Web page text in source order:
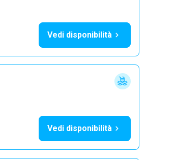
Vedi disponibilità
Vedi disponibilità